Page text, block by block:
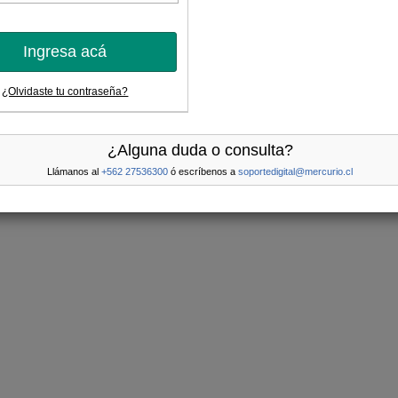
Ingresa acá
¿Olvidaste tu contraseña?
¿Alguna duda o consulta?
Llámanos al +562 27536300 ó escríbenos a soportedigital@mercurio.cl